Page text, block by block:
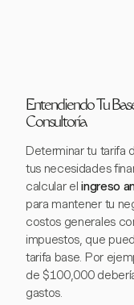
Entendiendo Tu
Consultoría
Determinar tu tarifa
tus necesidades
calcular elingreso
para mantener tu
costos generales
impuestos, que
tarifa base. Por
de $100,000
gastos.